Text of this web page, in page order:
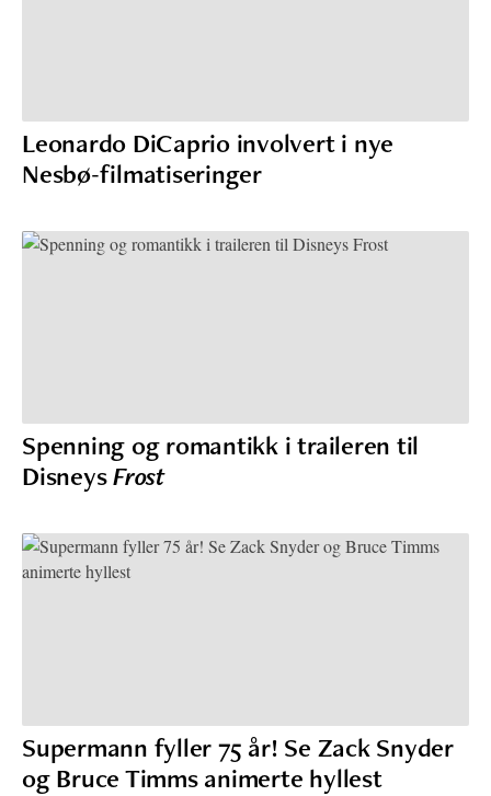
Leonardo DiCaprio involvert i nye
Nesbø-filmatiseringer
Spenning og romantikk i traileren til
DisneysFrost
Supermann fyller 75 år! Se Zack Snyder
og Bruce Timms animerte hyllest